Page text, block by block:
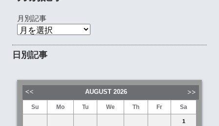
月別記事
日別記事
AUGUST 2026
Su Mo Tu We Th Fr Sa
1